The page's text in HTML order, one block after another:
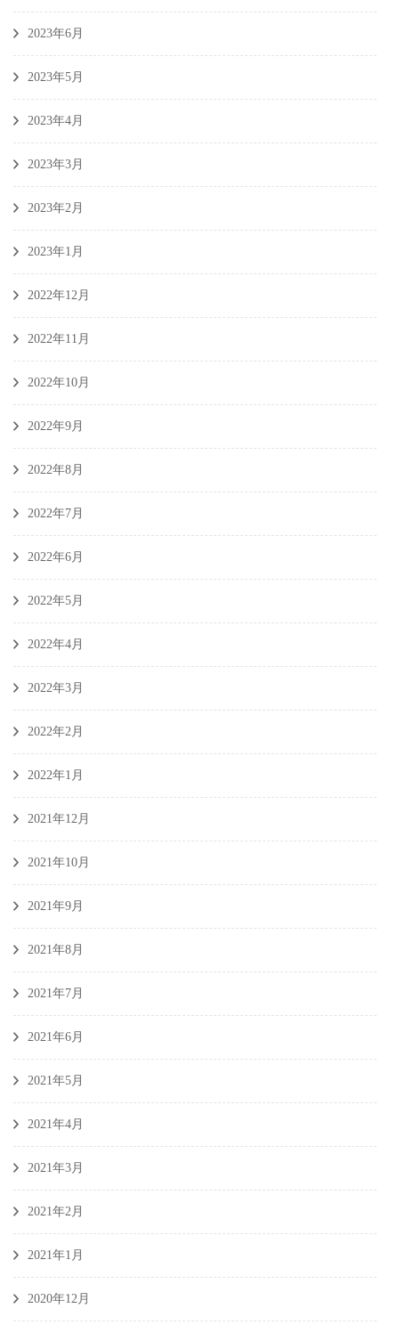
2023年6月
2023年5月
2023年4月
2023年3月
2023年2月
2023年1月
2022年12月
2022年11月
2022年10月
2022年9月
2022年8月
2022年7月
2022年6月
2022年5月
2022年4月
2022年3月
2022年2月
2022年1月
2021年12月
2021年10月
2021年9月
2021年8月
2021年7月
2021年6月
2021年5月
2021年4月
2021年3月
2021年2月
2021年1月
2020年12月